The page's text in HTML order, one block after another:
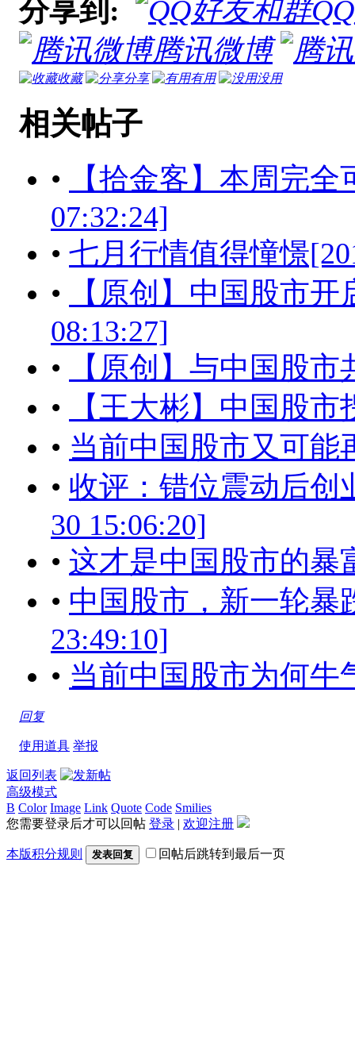
分享到:
腾讯微博
收藏 分享 有用 没用
相关帖子
•
【拾金客】本周完
07:32:24]
• 七月行情值得憧憬
•
【原创】中国股市
08:13:27]
•
【原创】与中国股市
•
【王大彬】中国股
• 当前中国股市又可能
• 收评：错位震动后创
30 15:06:20]
• 这才是中国股市的暴
• 中国股市，新一轮暴
23:49:10]
• 当前中国股市为何牛
回复
使用道具 举报
返回列表
高级模式
B Color Image Link Quote Code Smilies
您需要登录后才可以回帖 登录 | 欢迎注册
本版积分规则 发表回复 回帖后跳转到最后一页